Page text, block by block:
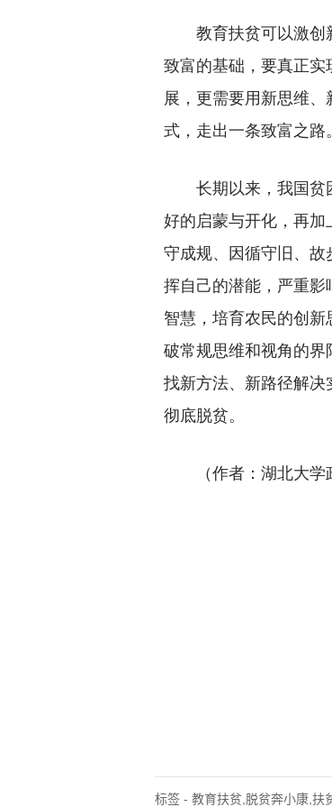
教育扶贫可以激创
致富的基础，要真正
展，更需要用新思维
式，走出一条致富之路。
长期以来，我国贫
好的启蒙与开化，再
守成规、因循守旧、
挥自己的潜能，严重
智慧，培育农民的创
破常规思维和视角的
找新方法、新路径解
彻底脱贫。
（作者：湖北大学
标签 - 教育扶贫,脱贫奔小康,扶